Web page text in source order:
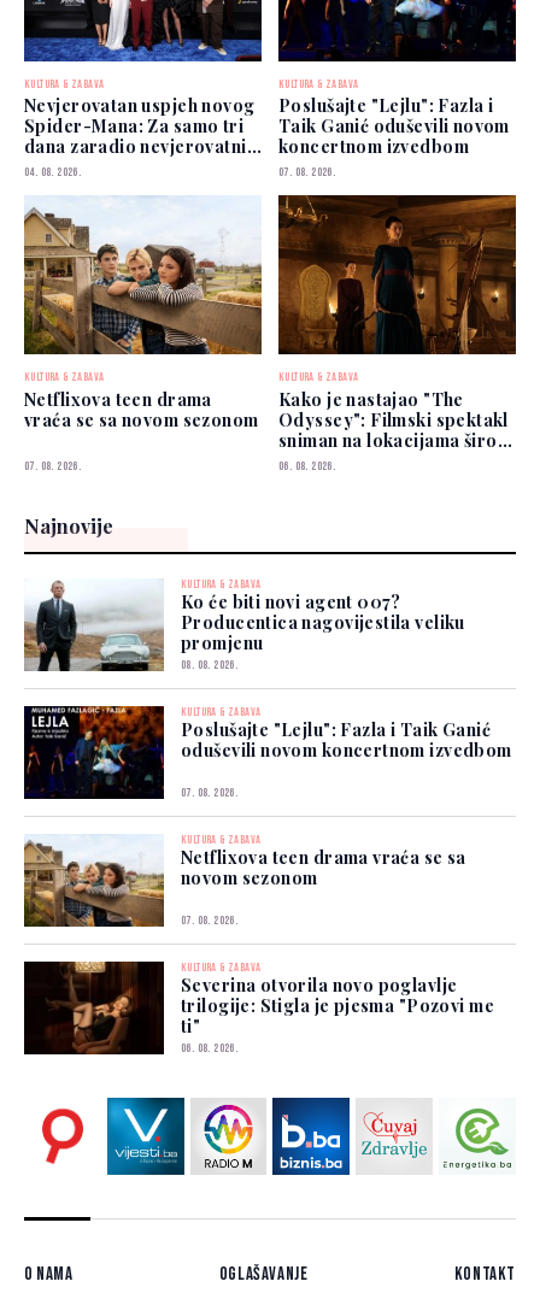
KULTURA & ZABAVA
Nevjerovatan uspjeh novog
Spider-Mana: Za samo tri
dana zaradio nevjerovatnih
927 miliona dolara
04. 08. 2026.
KULTURA & ZABAVA
Poslušajte "Lejlu": Fazla i
Taik Ganić oduševili novom
koncertnom izvedbom
07. 08. 2026.
KULTURA & ZABAVA
Netflixova teen drama
vraća se sa novom sezonom
07. 08. 2026.
KULTURA & ZABAVA
Kako je nastajao "The
Odyssey": Filmski spektakl
sniman na lokacijama širom
svijeta
06. 08. 2026.
Najnovije
KULTURA & ZABAVA
Ko će biti novi agent 007?
Producentica nagovijestila veliku
promjenu
08. 08. 2026.
KULTURA & ZABAVA
Poslušajte "Lejlu": Fazla i Taik Ganić
oduševili novom koncertnom izvedbom
07. 08. 2026.
KULTURA & ZABAVA
Netflixova teen drama vraća se sa
novom sezonom
07. 08. 2026.
KULTURA & ZABAVA
Severina otvorila novo poglavlje
trilogije: Stigla je pjesma "Pozovi me
ti"
06. 08. 2026.
O nama Oglašavanje Kontakt